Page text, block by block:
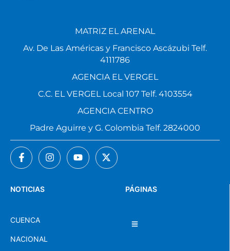
PÁGINAS
NOTICIAS
CUENCA
NACIONAL
MATRIZ EL ARENAL
Av. De Las Américas y Francisco Ascázubi Telf.
4111786
AGENCIA EL VERGEL
C.C. EL VERGEL Local 107 Telf. 4103554
AGENCIA CENTRO
Padre Aguirre y G. Colombia Telf. 2824000